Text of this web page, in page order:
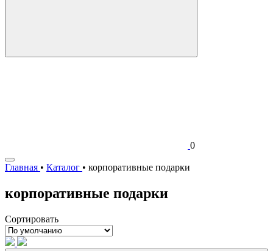
0
Главная • Каталог • корпоративные подарки
корпоративные подарки
Сортировать